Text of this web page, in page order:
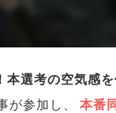
本選考の空気感
が参加し 、 本番